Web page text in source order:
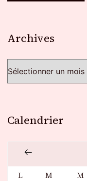
Archives
Calendrier
L M M